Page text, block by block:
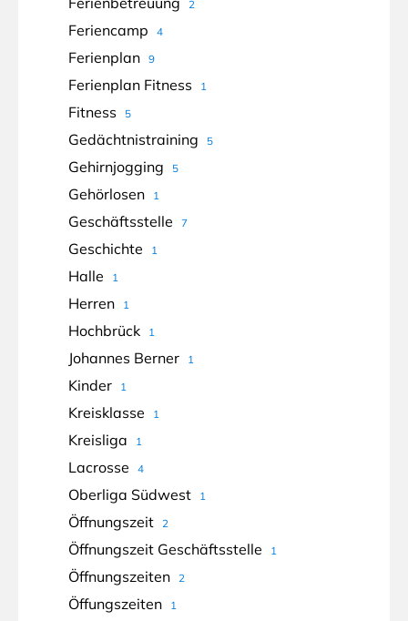
2
Feriencamp 4
Ferienplan 9
Ferienplan Fitness 1
Fitness 5
Gedächtnistraining 5
Gehirnjogging 5
Gehörlosen 1
Geschäftsstelle 7
Geschichte 1
Halle 1
Herren 1
Hochbrück 1
Johannes Berner 1
Kinder 1
Kreisklasse 1
Kreisliga 1
Lacrosse 4
Oberliga Südwest 1
Öffnungszeit 2
Öffnungszeit Geschäftsstelle 1
Öffnungszeiten 2
Öffungszeiten 1